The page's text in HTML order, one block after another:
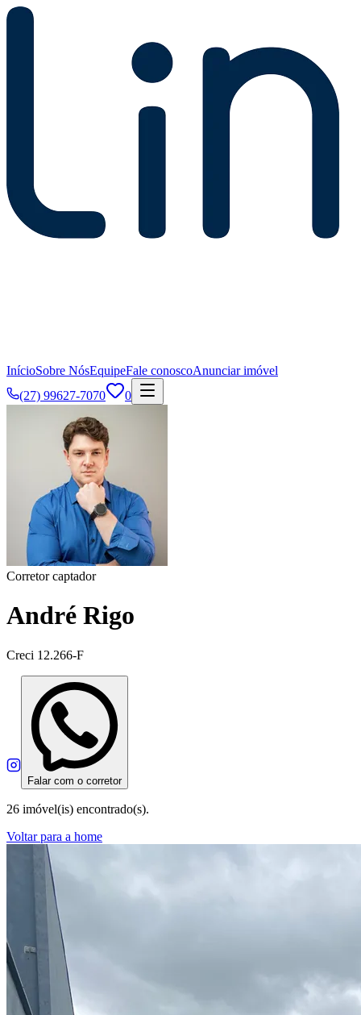
InícioSobre NósEquipeFale conoscoAnunciar imóvel
(27) 99627-7070
0
Corretor captador
André Rigo
Creci 12.266-F
Falar com o corretor
26 imóvel(is) encontrado(s).
Voltar para a home